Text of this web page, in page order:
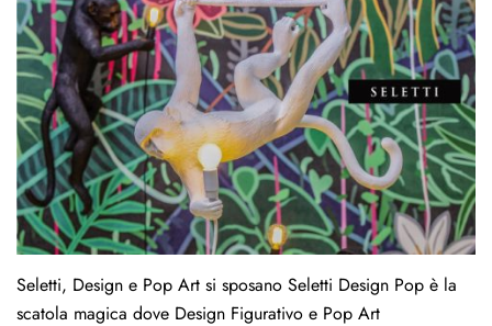
Seletti, Design e Pop Art si sposano Seletti Design Pop è la
scatola magica dove Design Figurativo e Pop Art